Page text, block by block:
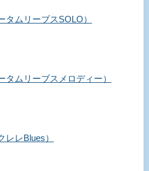
ムリーブスSOLO）
ムリーブスメロディー）
レBlues）